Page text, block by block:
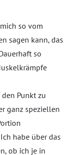
so vom
sagen kann, das
so
Punkt zu
ganz speziellen
habe über das
ob ich je in